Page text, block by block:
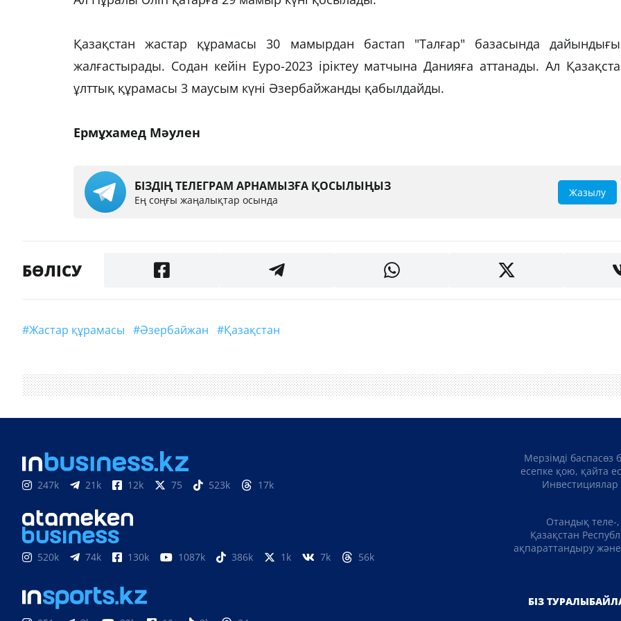
Қазақстан жастар құрамасы 30 мамырдан бастап "Талғар" базасында
жалғастырады. Содан кейін Еуро-2023 іріктеу матчына Данияға аттанады. Ал
ұлттық құрамасы 3 маусым күні Әзербайжанды қабылдайды.
Ермұхамед Мәулен
БІЗДІҢ ТЕЛЕГРАМ АРНАМЫЗҒА ҚОСЫЛЫҢЫЗ
Ең соңғы жаңалықтар осында
Жазылу
БӨЛІСУ
#жастар құрамасы #Әзербайжан #Қазақстан
247k 21k 12k 75 523k 17k
520k 74k 130k 1087k 386k 1k 7k 56k
Мерзімді баспасөз
есепке қою, қайта
Инвестициялар
Отандық теле-
Қазақстан
ақпараттандыру
БІЗ ТУРАЛЫ